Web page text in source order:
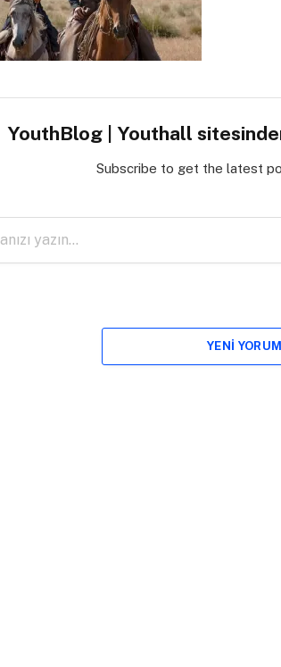
YouthBlog | Youthall
Subscribe to get the latest
YENI